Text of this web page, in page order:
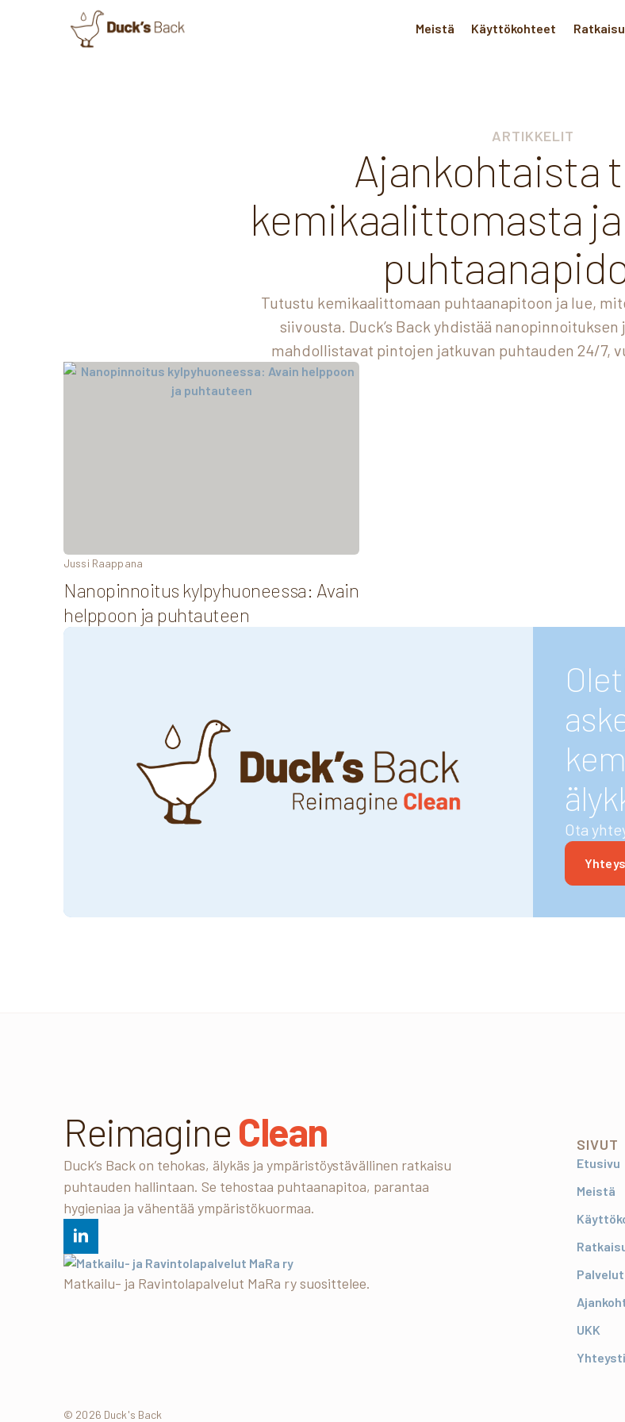
Meistä Käyttökohteet
ARTIKKELIT
Ajankohtaista
kemikaalittomasta
Tutustu kemikaalittomaan puhtaanapitoon ja lue,
siivousta. Duck’s Back yhdistää nanopinnoituksen
mahdollistavat pintojen jatkuvan puhtauden 24/7,
Nanopinnoitus kylpyhuoneessa: Avain
helppoon ja puhtauteen
Jussi Raappana
Ota
Reimagine Clean
Duck’s Back on tehokas, älykäs ja ympäristöystävällinen ratkaisu
puhtauden hallintaan. Se tehostaa puhtaanapitoa, parantaa
hygieniaa ja vähentää ympäristökuormaa.
Matkailu- ja Ravintolapalvelut MaRa ry suosittelee.
SIVUT
Etusivu
Meistä
Palvelut
UKK
© 2026 Duck's Back